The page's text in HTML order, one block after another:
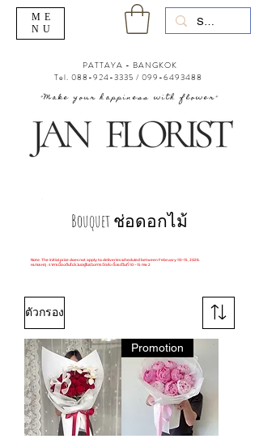
"Make your happiness with flower"
PATTAYA - BANGKOK
Tel. 088-924-3335 / 099-6493488
ME
NU
Bouquet ช่อดอกไม้
Note: The initial price does not apply to deliveries scheduled between February 10–15, 2026.
หมายเหตุ : ราคาเบื้องต้นไม่รวมอยู่ในช่วงการจัดส่ง ตั้งแต่วันที่ 10 - 15 กพ.2
ตัวกรอง
Promotion